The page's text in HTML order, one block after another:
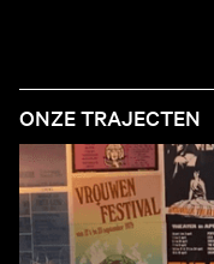
ONZE TRAJECTEN
Stages